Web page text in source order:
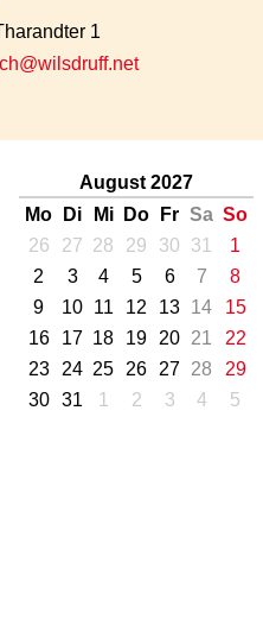
1
August 2027
Mo
Di Mi Do Fr Sa So
26
27 28 29 30 31
1
2
3 4 5 6 7
8
9
10 11 12 13 14
15
16
17 18 19 20 21
22
23
24 25 26 27 28
29
30
31 1 2 3 4 5